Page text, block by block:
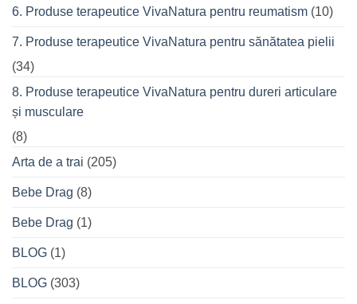
6. Produse terapeutice VivaNatura pentru reumatism (10)
7. Produse terapeutice VivaNatura pentru sănătatea pielii
(34)
8. Produse terapeutice VivaNatura pentru dureri articulare
și musculare
(8)
Arta de a trai (205)
Bebe Drag (8)
Bebe Drag (1)
BLOG (1)
BLOG (303)